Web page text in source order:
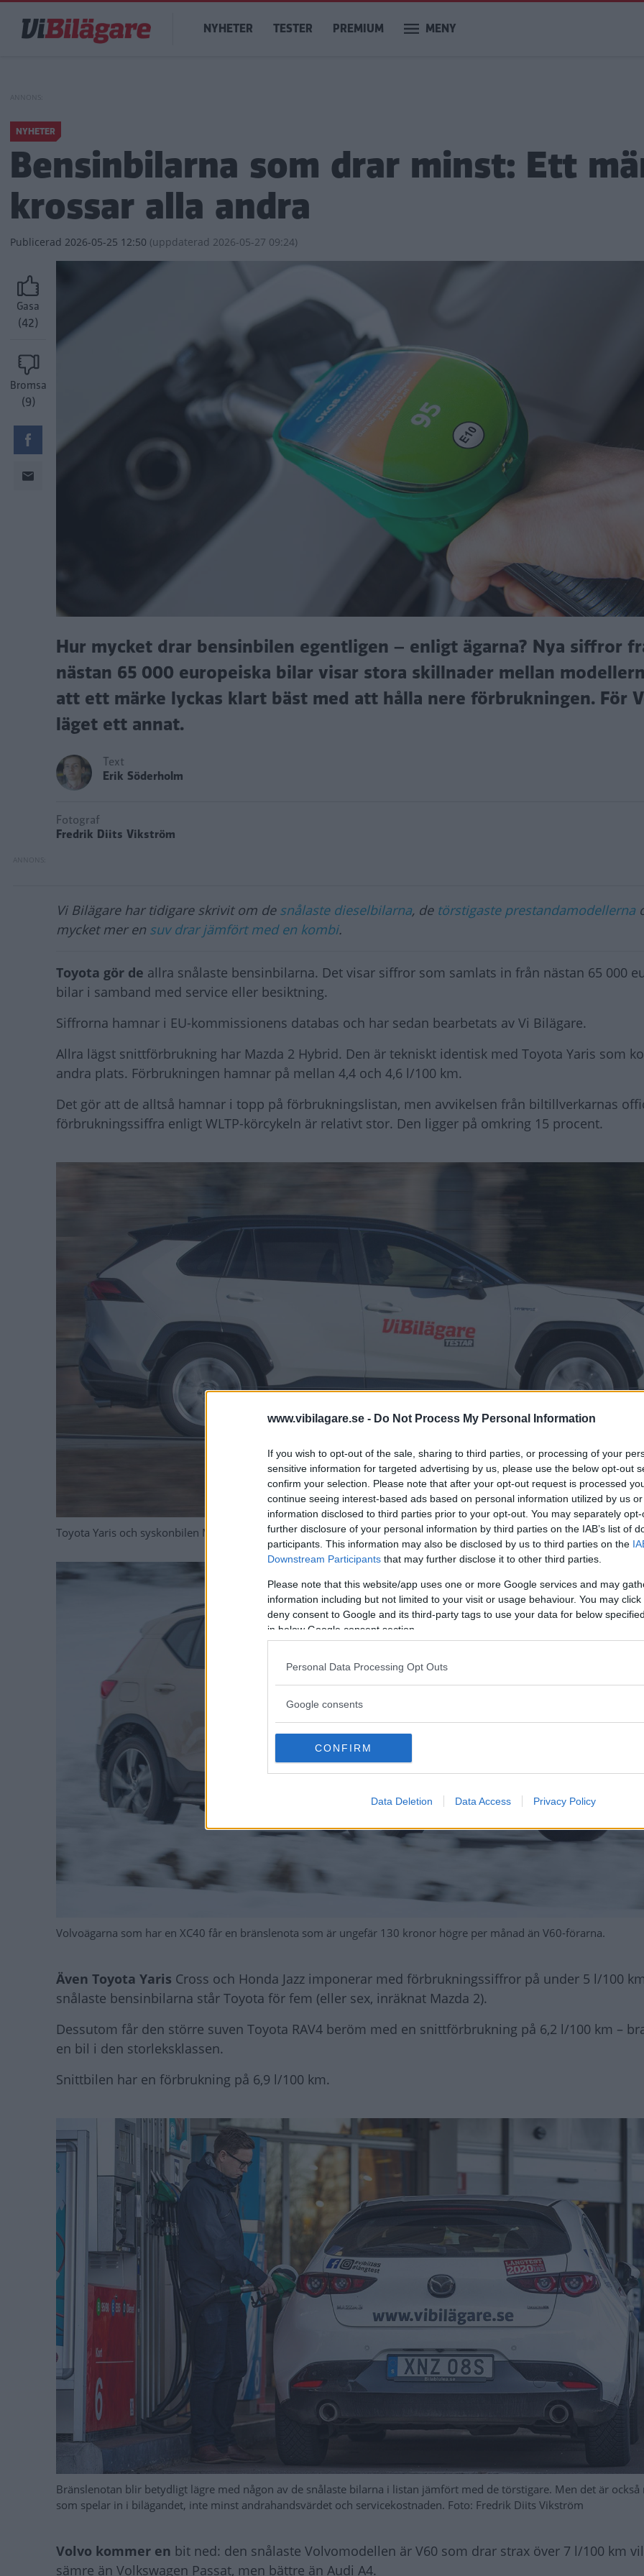
www.vibilagare.se - Do Not Process My Personal Information
If you wish to opt-out of the sale, sharing to third parties, or processing of your
sensitive information for targeted advertising by us, please use the below opt-out
confirm your selection. Please note that after your opt-out request is processed
continue seeing interest-based ads based on personal information utilized by us
information disclosed to third parties prior to your opt-out. You may separately
further disclosure of your personal information by third parties on the IAB’s list of
participants. This information may also be disclosed by us to third parties on the
Downstream Participants that may further disclose it to other third parties.
Please note that this website/app uses one or more Google services and may
information including but not limited to your visit or usage behaviour. You may
deny consent to Google and its third-party tags to use your data for below
in below Google consent section.
Personal Data Processing Opt Outs
Google consents
CONFIRM
Data Deletion Data Access Privacy Policy
huvudinnehåll
Main
navigation
NYHETER TESTER PREMIUM MENY
NYHETER
Bensinbilarna som drar minst: Ett
krossar alla andra
Publicerad 2026-05-25 12:50 (uppdaterad 2026-05-27 09:24)
Gasa
(42)
Bromsa
(9)
Hur mycket drar bensinbilen egentligen – enligt ägarna? Nya siffror
nästan 65 000 europeiska bilar visar stora skillnader mellan
att ett märke lyckas klart bäst med att hålla nere förbrukningen. För
läget ett annat.
Text
Erik Söderholm
Fotograf
Fredrik Diits Vikström
Vi Bilägare har tidigare skrivit om de snålaste dieselbilarna, de törstigaste prestandamodellerna
mycket mer en suv drar jämfört med en kombi.
Toyota gör de allra snålaste bensinbilarna. Det visar siffror som samlats in från nästan 65 000
bilar i samband med service eller besiktning.
Siffrorna hamnar i EU-kommissionens databas och har sedan bearbetats av Vi Bilägare.
Allra lägst snittförbrukning har Mazda 2 Hybrid. Den är tekniskt identisk med Toyota Yaris som
andra plats. Förbrukningen hamnar på mellan 4,4 och 4,6 l/100 km.
Det gör att de alltså hamnar i topp på förbrukningslistan, men avvikelsen från biltillverkarnas
förbrukningssiffra enligt WLTP-körcykeln är relativt stor. Den ligger på omkring 15 procent.
Toyota Yaris och syskonbilen Mazda 2 är snålast av alla. Bland suvarna är det Toyota RAV4 som vinner. Foto: Niklas
Volvoägarna som har en XC40 får en bränslenota som är ungefär 130 kronor högre per månad än V60-förarna.
Även Toyota Yaris Cross och Honda Jazz imponerar med förbrukningssiffror på under 5 l/100
snålaste bensinbilarna står Toyota för fem (eller sex, inräknat Mazda 2).
Dessutom får den större suven Toyota RAV4 beröm med en snittförbrukning på 6,2 l/100 km –
en bil i den storleksklassen.
Snittbilen har en förbrukning på 6,9 l/100 km.
Bränslenotan blir betydligt lägre med någon av de snålaste bilarna i listan jämfört med de törstigare. Men det är också
som spelar in i bilägandet, inte minst andrahandsvärdet och servicekostnaden. Foto: Fredrik Diits Vikström
Volvo kommer en bit ned: den snålaste Volvomodellen är V60 som drar strax över 7 l/100 km
sämre än Volkswagen Passat, men bättre än Audi A4.